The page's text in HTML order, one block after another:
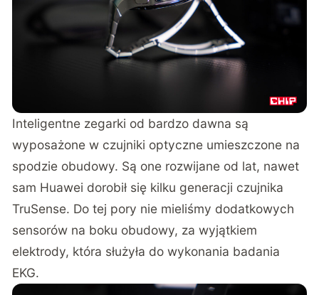
Inteligentne zegarki od bardzo dawna są
wyposażone w czujniki optyczne umieszczone na
spodzie obudowy. Są one rozwijane od lat, nawet
sam Huawei dorobił się kilku generacji czujnika
TruSense. Do tej pory nie mieliśmy dodatkowych
sensorów na boku obudowy, za wyjątkiem
elektrody, która służyła do wykonania badania
EKG.